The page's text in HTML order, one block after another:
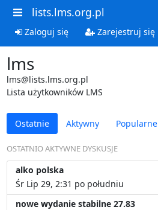
lists.lms.org.pl
Zaloguj się Zarejestruj się
lms
lms@lists.lms.org.pl
Lista użytkowników LMS
Ostatnie Aktywny Popularne
OSTATNIO AKTYWNE DYSKUSJE
alko polska
Śr Lip 29, 2:31 po południu
nowe wydanie stabilne 27.83